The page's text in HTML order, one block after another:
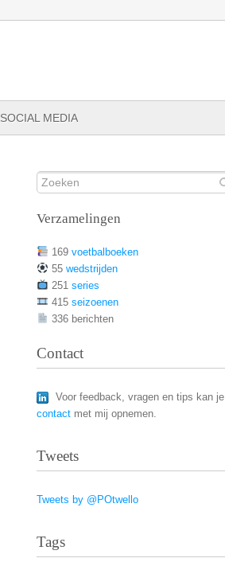
SOCIAL MEDIA
Verzamelingen
169 voetbalboeken
55 wedstrijden
251 series
415 seizoenen
336 berichten
Contact
Voor feedback, vragen en tips kan je
contact met mij opnemen.
Tweets
Tweets by @POtwello
Tags